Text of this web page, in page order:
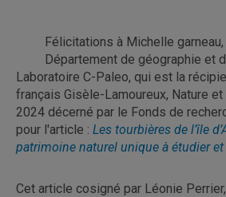
Félicitations à Michelle
Département de géographie et
Laboratoire C-Paleo, qui est la
français Gisèle-Lamoureux, Nature
2024 décerné par le Fonds de
pour l'article : Les tourbières de l’île
patrimoine naturel unique à étudier
Cet article cosigné par Léonie